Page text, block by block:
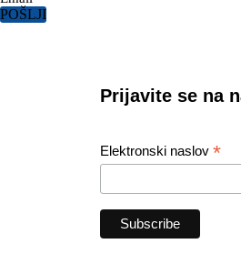
POŠLJI
Prijavite se na
Elektronski naslov *